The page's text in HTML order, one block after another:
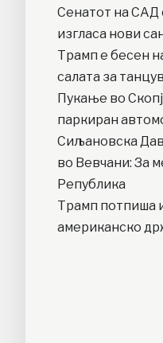
Сенатот на САД
изгласа нови
Трамп е бесен
салата за
Пукање во
паркиран
Сиљановска
во Вевчани: За
Република
Трамп потпиша
американско